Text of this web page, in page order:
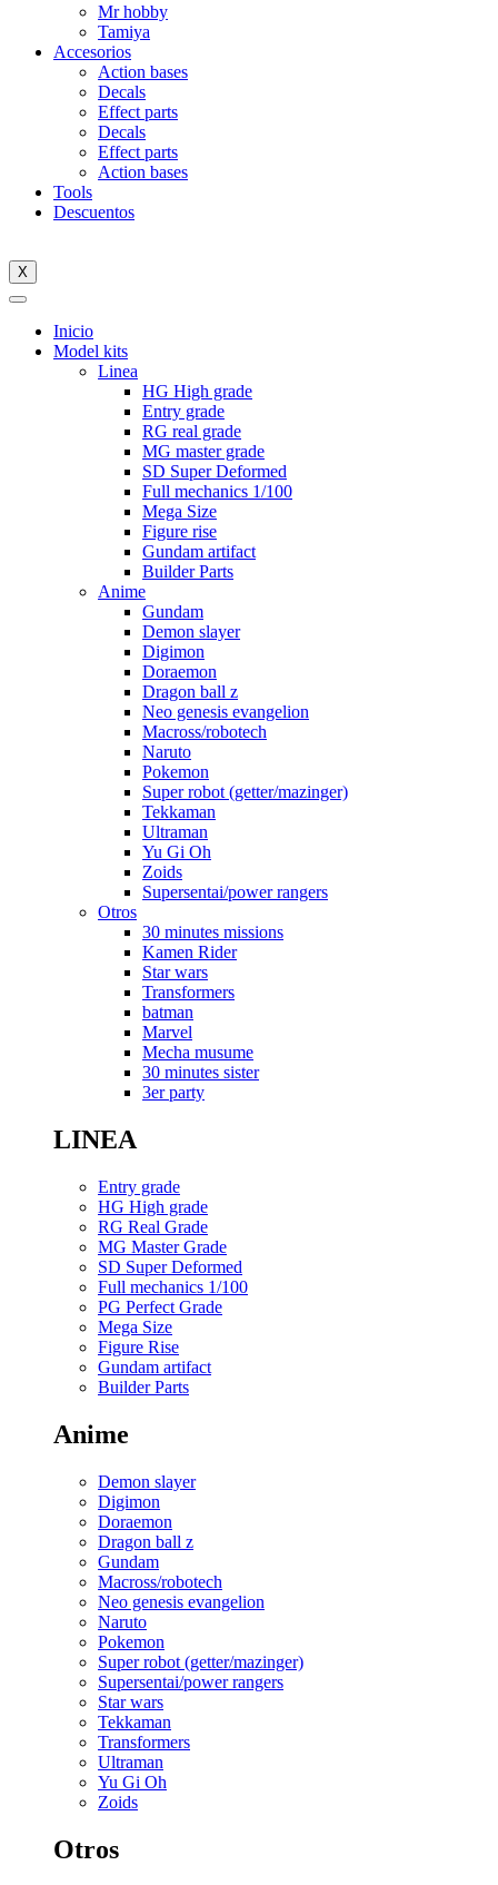
Mr hobby
Tamiya
Accesorios
Action bases
Decals
Effect parts
Decals
Effect parts
Action bases
Tools
Descuentos
X
Inicio
Model kits
Linea
HG High grade
Entry grade
RG real grade
MG master grade
SD Super Deformed
Full mechanics 1/100
Mega Size
Figure rise
Gundam artifact
Builder Parts
Anime
Gundam
Demon slayer
Digimon
Doraemon
Dragon ball z
Neo genesis evangelion
Macross/robotech
Naruto
Pokemon
Super robot (getter/mazinger)
Tekkaman
Ultraman
Yu Gi Oh
Zoids
Supersentai/power rangers
Otros
30 minutes missions
Kamen Rider
Star wars
Transformers
batman
Marvel
Mecha musume
30 minutes sister
3er party
LINEA
Entry grade
HG High grade
RG Real Grade
MG Master Grade
SD Super Deformed
Full mechanics 1/100
PG Perfect Grade
Mega Size
Figure Rise
Gundam artifact
Builder Parts
Anime
Demon slayer
Digimon
Doraemon
Dragon ball z
Gundam
Macross/robotech
Neo genesis evangelion
Naruto
Pokemon
Super robot (getter/mazinger)
Supersentai/power rangers
Star wars
Tekkaman
Transformers
Ultraman
Yu Gi Oh
Zoids
Otros